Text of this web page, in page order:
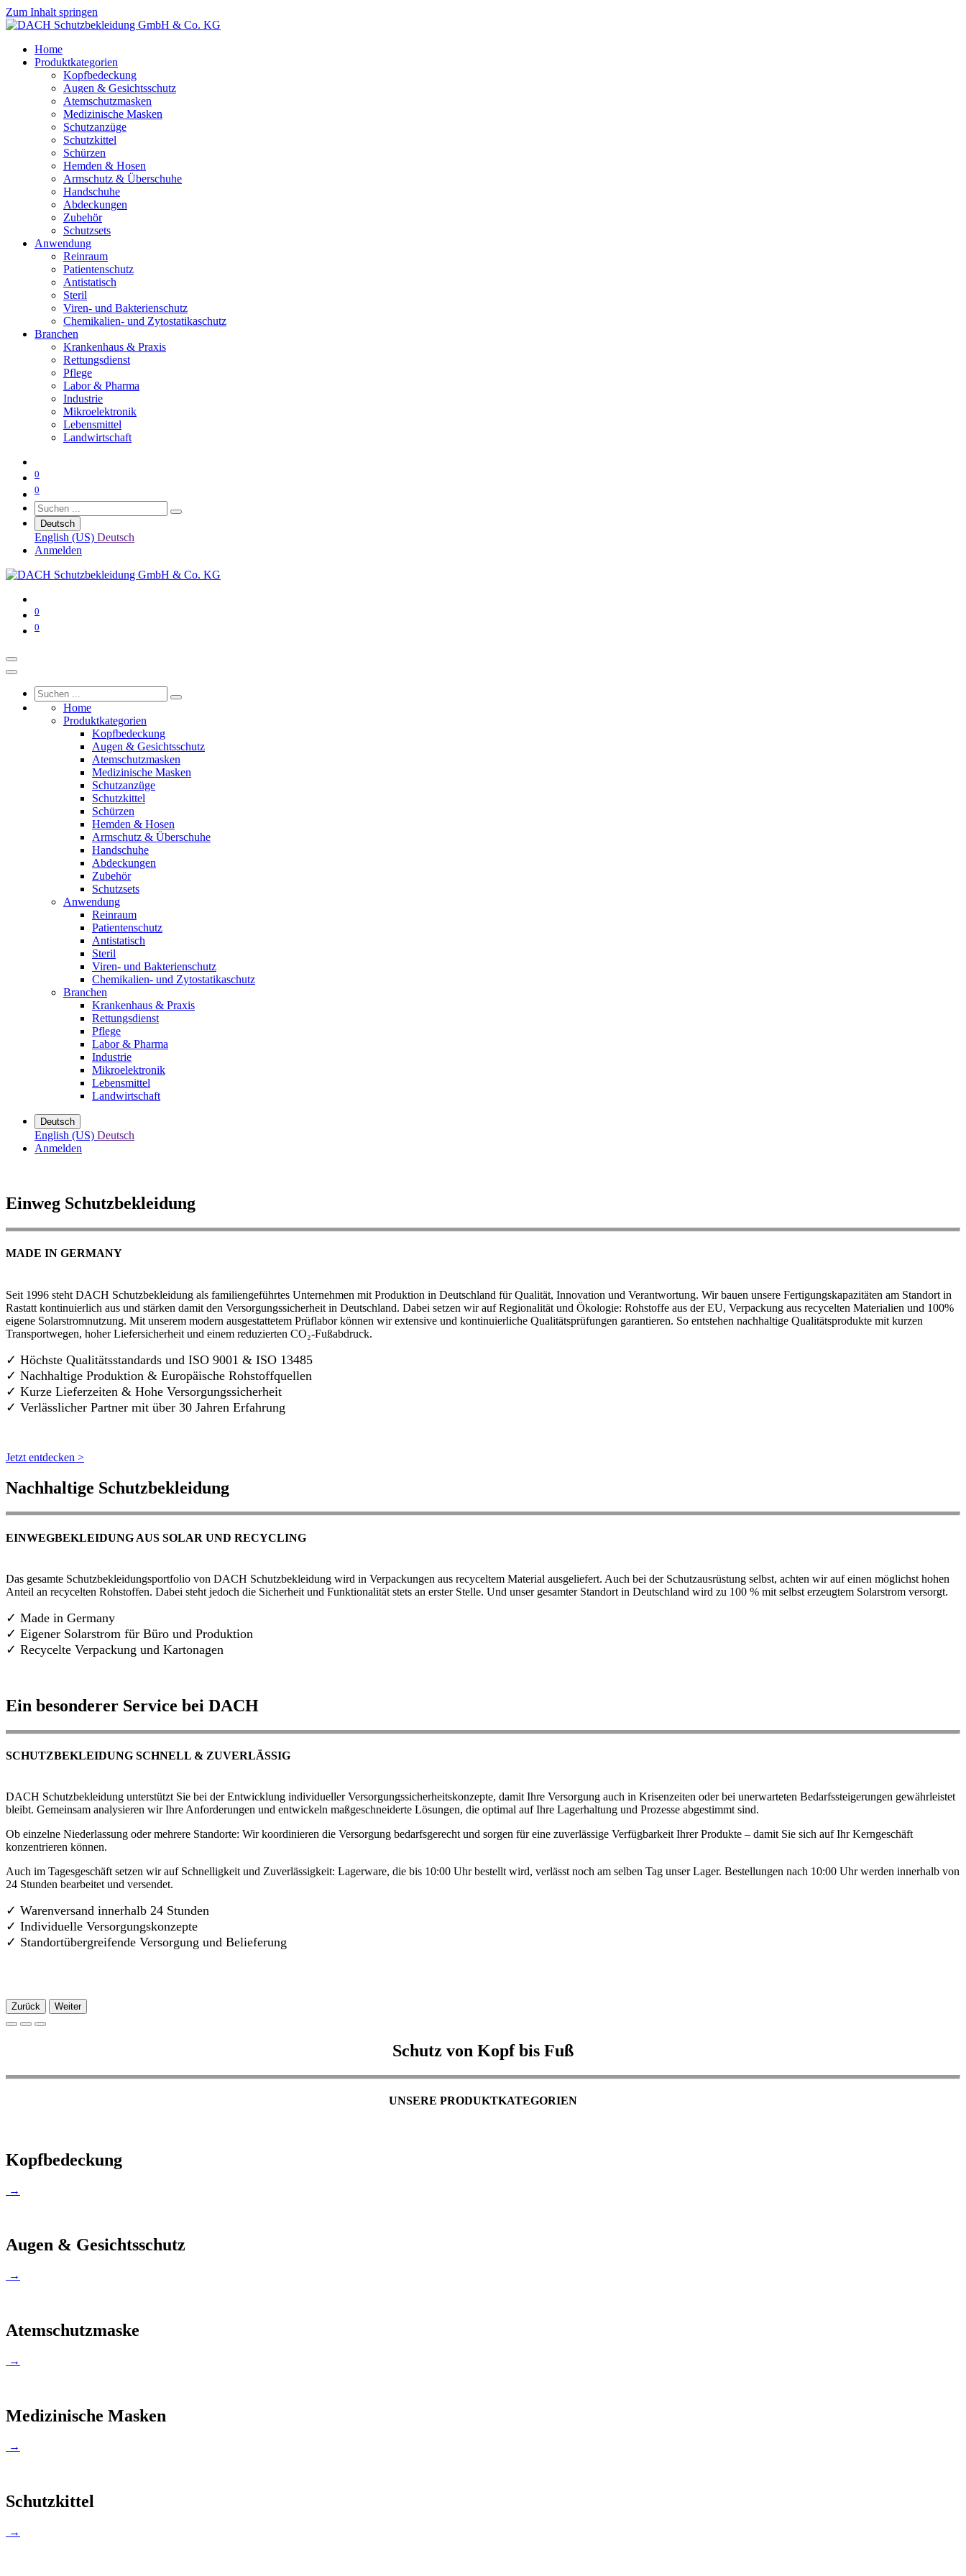
Zum Inhalt springen
Home
Produktkategorien
Kopfbedeckung
Augen & Gesichtsschutz
Atemschutzmasken
Medizinische Masken
Schutzanzüge
Schutzkittel
Schürzen
Hemden & Hosen
Armschutz & Überschuhe
Handschuhe
Abdeckungen
Zubehör
Schutzsets
Anwendung
Reinraum
Patientenschutz
Antistatisch
Steril
Viren- und Bakterienschutz
Chemikalien- und Zytostatikaschutz
Branchen
Krankenhaus & Praxis
Rettungsdienst
Pflege
Labor & Pharma
Industrie
Mikroelektronik
Lebensmittel
Landwirtschaft
0
0
Deutsch
English (US) Deutsch
Anmelden
0
0
Home
Produktkategorien
Kopfbedeckung
Augen & Gesichtsschutz
Atemschutzmasken
Medizinische Masken
Schutzanzüge
Schutzkittel
Schürzen
Hemden & Hosen
Armschutz & Überschuhe
Handschuhe
Abdeckungen
Zubehör
Schutzsets
Anwendung
Reinraum
Patientenschutz
Antistatisch
Steril
Viren- und Bakterienschutz
Chemikalien- und Zytostatikaschutz
Branchen
Krankenhaus & Praxis
Rettungsdienst
Pflege
Labor & Pharma
Industrie
Mikroelektronik
Lebensmittel
Landwirtschaft
Deutsch
English (US) Deutsch
Anmelden
Einweg Schutzbekleidung
MADE IN GERMANY
Seit 1996 steht DACH Schutzbekleidung als familiengeführtes Unternehmen mit Produktion in Deutschland für Qualität, Innovation und Verantwortung. Wir bauen unsere Fertigungskapazitäten am Standort in
Rastatt kontinuierlich aus und stärken damit den Versorgungssicherheit in Deutschland. Dabei setzen wir auf Regionalität und Ökologie: Rohstoffe aus der EU, Verpackung aus recycelten Materialien und 100%
eigene Solarstromnutzung. Mit unserem modern ausgestattetem Prüflabor können wir extensive und kontinuierliche Qualitätsprüfungen garantieren. So entstehen nachhaltige Qualitätsprodukte mit kurzen
Transportwegen, hoher Liefersicherheit und einem reduzierten CO₂-Fußabdruck.
✓ Höchste Qualitätsstandards und ISO 9001 & ISO 13485
✓ Nachhaltige Produktion & Europäische Rohstoffquellen
✓ Kurze Lieferzeiten & Hohe Versorgungssicherheit
✓ Verlässlicher Partner mit über 30 Jahren Erfahrung
Jetzt entdecken >
Nachhaltige Schutzbekleidung
EINWEGBEKLEIDUNG AUS SOLAR UND RECYCLING
Das gesamte Schutzbekleidungsportfolio von DACH Schutzbekleidung wird in Verpackungen aus recyceltem Material ausgeliefert. Auch bei der Schutzausrüstung selbst, achten wir auf einen möglichst hohen
Anteil an recycelten Rohstoffen. Dabei steht jedoch die Sicherheit und Funktionalität stets an erster Stelle. Und unser gesamter Standort in Deutschland wird zu 100 % mit selbst erzeugtem Solarstrom versorgt.
✓ Made in Germany
✓ Eigener Solarstrom für Büro und Produktion
✓ Recycelte Verpackung und Kartonagen
Ein besonderer Service bei DACH
SCHUTZBEKLEIDUNG SCHNELL & ZUVERLÄSSIG
DACH Schutzbekleidung unterstützt Sie bei der Entwicklung individueller Versorgungssicherheitskonzepte, damit Ihre Versorgung auch in Krisenzeiten oder bei unerwarteten Bedarfssteigerungen gewährleistet
bleibt. Gemeinsam analysieren wir Ihre Anforderungen und entwickeln maßgeschneiderte Lösungen, die optimal auf Ihre Lagerhaltung und Prozesse abgestimmt sind.
Ob einzelne Niederlassung oder mehrere Standorte: Wir koordinieren die Versorgung bedarfsgerecht und sorgen für eine zuverlässige Verfügbarkeit Ihrer Produkte – damit Sie sich auf Ihr Kerngeschäft
konzentrieren können.
Auch im Tagesgeschäft setzen wir auf Schnelligkeit und Zuverlässigkeit: Lagerware, die bis 10:00 Uhr bestellt wird, verlässt noch am selben Tag unser Lager. Bestellungen nach 10:00 Uhr werden innerhalb von
24 Stunden bearbeitet und versendet.
✓ Warenversand innerhalb 24 Stunden
✓ Individuelle Versorgungskonzepte
✓ Standortübergreifende Versorgung und Belieferung
Zurück Weiter
Schutz von Kopf bis Fuß
UNSERE PRODUKTKATEGORIEN
Kopfbedeckung
→
Augen & Gesichtsschutz
→
Atemschutzmaske
→
Medizinische Masken
→
Schutzkittel
→